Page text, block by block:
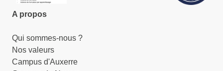
A propos
Qui sommes-nous ?
Nos valeurs
Campus d'Auxerre